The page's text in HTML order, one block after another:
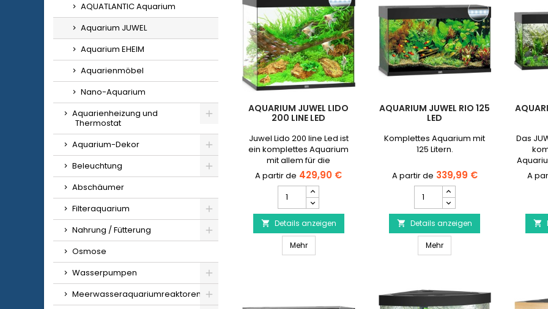
AQUATLANTIC Aquarium
Aquarium JUWEL
Aquarium EHEIM
Aquarienmöbel
Nano-Aquarium
Aquarienheizung und
Thermostat
Aquarium-Dekor
Beleuchtung
Abschäumer
Filteraquarium
Nahrung / Fütterung
Osmose
Wasserpumpen
Meerwasseraquariumreaktoren
AQUARIUM JUWEL LIDO
200 LINE LED
Juwel Lido 200 line Led ist
ein komplettes Aquarium
mit allem für die
Inbetriebnahme
notwendigen
Zubehör.Kostenlose
Lieferung nach
Vereinbarung
429,90 €
Aquarium
JUWEL
Lido
200
Line
Led
Produktmengenfeld
 Details anzeigen
MehrAquarium JUWEL Lido 200 Line Led
AQUARIUM JUWEL RIO 125
LED
Komplettes Aquarium mit
125 Litern.
339,99 €
Aquarium
JUWEL
Rio
125
Led
Produktmengenfeld
 Details anzeigen
MehrAquarium JUWEL Rio 125 Led
Das
